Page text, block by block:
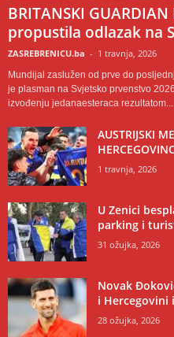
BRITANSKI
propustila odlazak na
ZASREBRENICU.ba - 1 travnja, 2026
Mundijal zaslužen od prve do
je plasman na Svjetsko prvenstvo
izvođenju jedanaesteraca rezultatom...
AUSTRIJSKI
1 travnja, 2026
U Zenici
parking i
31 ožujka, 2026
Novak
i Hercegovini
28 ožujka, 2026